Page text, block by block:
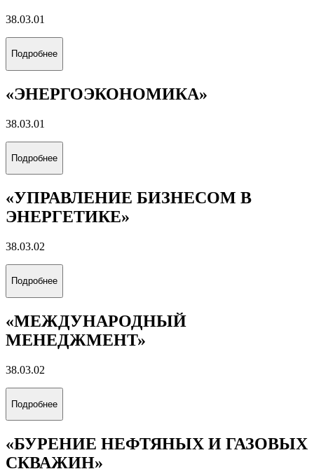
38.03.01
Подробнее
«ЭНЕРГОЭКОНОМИКА»
38.03.01
Подробнее
«УПРАВЛЕНИЕ БИЗНЕСОМ В
ЭНЕРГЕТИКЕ»
38.03.02
Подробнее
«МЕЖДУНАРОДНЫЙ
МЕНЕДЖМЕНТ»
38.03.02
Подробнее
«БУРЕНИЕ НЕФТЯНЫХ И ГАЗОВЫХ
СКВАЖИН»